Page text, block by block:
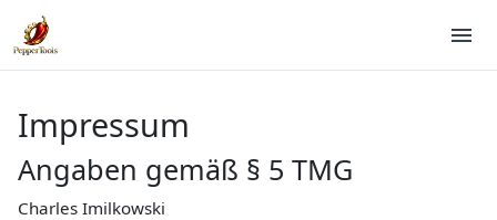
Impressum
Angaben gemäß § 5 TMG
Charles Imilkowski